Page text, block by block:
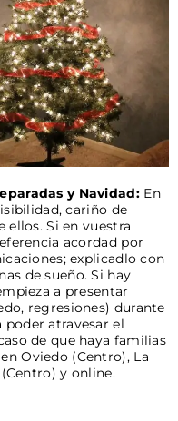
y Navidad: En
cariño de
Si en vuestra
acordad por
explicadlo con
de sueño. Si hay
a presentar
regresiones) durante
poder atravesar el
de que haya familias
Oviedo (Centro), La
y online.